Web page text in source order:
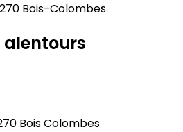
Bois-Colombes
alentours
Bois Colombes